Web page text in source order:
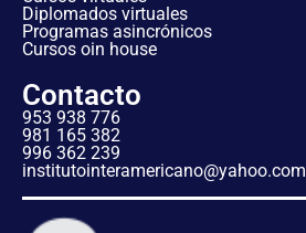
Diplomados virtuales
Programas asincrónicos
Cursos oin house
Contacto
953 938 776
981 165 382
996 362 239
institutointeramericano@yahoo.com